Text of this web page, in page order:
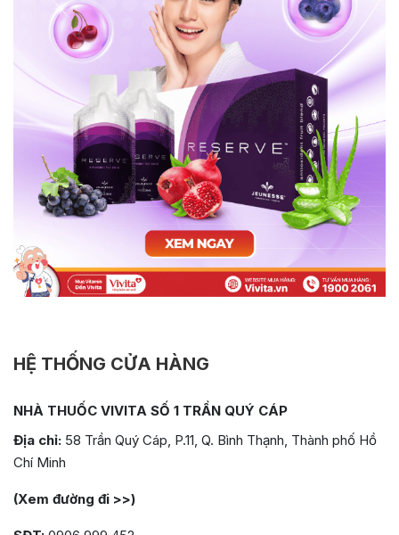
HỆ THỐNG CỬA HÀNG
NHÀ THUỐC VIVITA SỐ 1 TRẦN QUÝ CÁP
Địa chỉ: 58 Trần Quý Cáp, P.11, Q. Bình Thạnh, Thành phố Hồ
Chí Minh
(Xem đường đi >>)